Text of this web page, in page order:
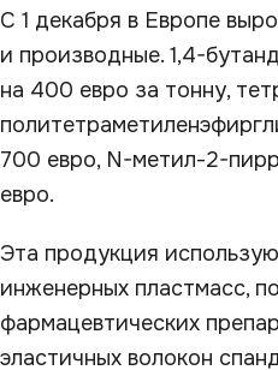
С 1 декабря в Европе
и производные. 1,4-
на 400 евро за тонну,
700 евро, N-метил-2-
евро.
Эта продукция
инженерных пластмасс,
фармацевтических
эластичных волокон